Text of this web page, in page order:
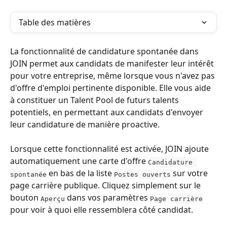
Table des matières
La fonctionnalité de candidature spontanée dans
JOIN permet aux candidats de manifester leur intérêt
pour votre entreprise, même lorsque vous n'avez pas
d'offre d'emploi pertinente disponible. Elle vous aide
à constituer un Talent Pool de futurs talents
potentiels, en permettant aux candidats d'envoyer
leur candidature de manière proactive.
Lorsque cette fonctionnalité est activée, JOIN ajoute
automatiquement une carte d'offre Candidature
spontanée en bas de la liste Postes ouverts sur votre
page carrière publique. Cliquez simplement sur le
bouton Aperçu dans vos paramètres Page carrière
pour voir à quoi elle ressemblera côté candidat.